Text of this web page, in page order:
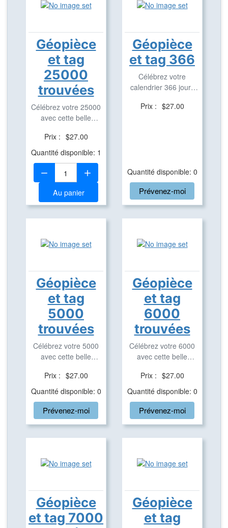
Géopièce
et tag
25000
trouvées
Célébrez votre 25000
avec cette belle
Prix : $27.00
Quantité disponible: 1
Quantité:
Au panier
Géopièce
et tag 366
Célébrez votre
calendrier 366 jours
Prix : $27.00
Quantité disponible: 0
Prévenez-moi
Géopièce
et tag
5000
trouvées
Célébrez votre 5000
avec cette belle
...
Prix : $27.00
Quantité disponible: 0
Prévenez-moi
Géopièce
et tag
6000
trouvées
Célébrez votre 6000
avec cette belle
Prix : $27.00
Quantité disponible: 0
Prévenez-moi
Géopièce
et tag 7000
Géopièce
et tag